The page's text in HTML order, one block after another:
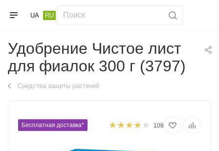
UA RU
Удобрение Чистое лист
для фиалок 300 г (3797)
Средства защиты растений
Бесплатная доставка* 108